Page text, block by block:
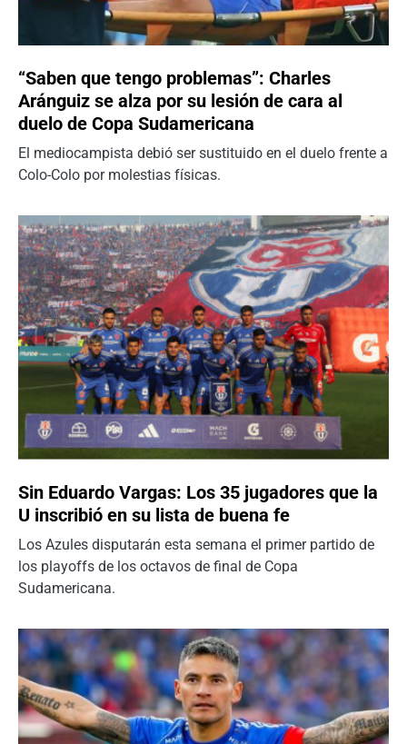
“Saben que tengo problemas”: Charles
Aránguiz se alza por su lesión de cara al
duelo de Copa Sudamericana
El mediocampista debió ser sustituido en el duelo frente a
Colo-Colo por molestias físicas.
Sin Eduardo Vargas: Los 35 jugadores que la
U inscribió en su lista de buena fe
Los Azules disputarán esta semana el primer partido de
los playoffs de los octavos de final de Copa
Sudamericana.